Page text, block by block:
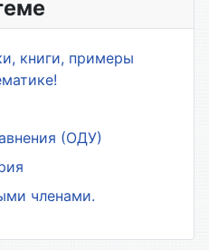
книги, примеры
(ОДУ)
членами.